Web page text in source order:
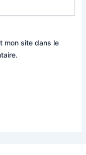
mon site dans le